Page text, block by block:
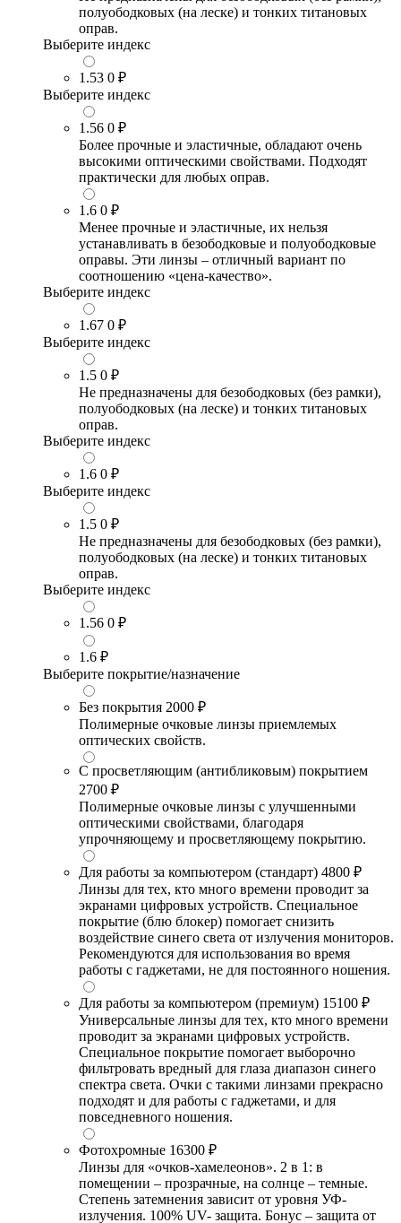
полуободковых (на леске) и тонких титановых
оправ.
Выберите индекс
1.53 0 ₽
Выберите индекс
1.56 0 ₽
Более прочные и эластичные, обладают очень
высокими оптическими свойствами. Подходят
практически для любых оправ.
1.6 0 ₽
Менее прочные и эластичные, их нельзя
устанавливать в безободковые и полуободковые
оправы. Эти линзы – отличный вариант по
соотношению «цена-качество».
Выберите индекс
1.67 0 ₽
Выберите индекс
1.5 0 ₽
Не предназначены для безободковых (без рамки),
полуободковых (на леске) и тонких титановых
оправ.
Выберите индекс
1.6 0 ₽
Выберите индекс
1.5 0 ₽
Не предназначены для безободковых (без рамки),
полуободковых (на леске) и тонких титановых
оправ.
Выберите индекс
1.56 0 ₽
1.6 ₽
Выберите покрытие/назначение
Без покрытия 2000 ₽
Полимерные очковые линзы приемлемых
оптических свойств.
С просветляющим (антибликовым) покрытием
2700 ₽
Полимерные очковые линзы с улучшенными
оптическими свойствами, благодаря
упрочняющему и просветляющему покрытию.
Для работы за компьютером (стандарт) 4800 ₽
Линзы для тех, кто много времени проводит за
экранами цифровых устройств. Специальное
покрытие (блю блокер) помогает снизить
воздействие синего света от излучения мониторов.
Рекомендуются для использования во время
работы с гаджетами, не для постоянного ношения.
Для работы за компьютером (премиум) 15100 ₽
Универсальные линзы для тех, кто много времени
проводит за экранами цифровых устройств.
Специальное покрытие помогает выборочно
фильтровать вредный для глаза диапазон синего
спектра света. Очки с такими линзами прекрасно
подходят и для работы с гаджетами, и для
повседневного ношения.
Фотохромные 16300 ₽
Линзы для «очков-хамелеонов». 2 в 1: в
помещении – прозрачные, на солнце – темные.
Степень затемнения зависит от уровня УФ-
излучения. 100% UV- защита. Бонус – защита от